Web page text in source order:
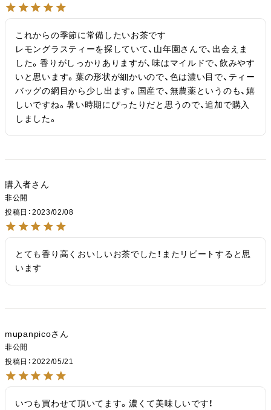
これからの季節に常備したいお茶です
レモングラスティーを探していて、山年園さんで、出会えま
した。香りがしっかりありますが、味はマイルドで、飲みやす
いと思います。葉の形状が細かいので、色は濃い目で、ティー
バッグの網目から少し出ます。国産で、無農薬というのも、嬉
しいですね。暑い時期にぴったりだと思うので、追加で購入
しました。
購入者
非公開
投稿日
2023/02/08
とても香り高くおいしいお茶でした！またリピートすると思
います
mupanpico
非公開
投稿日
2022/05/21
いつも買わせて頂いてます。濃くて美味しいです！